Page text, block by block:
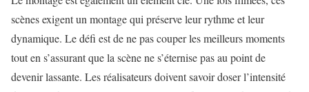
scènes exigent un montage qui préserve leur rythme et leur
dynamique. Le défi est de ne pas couper les meilleurs moments
tout en s’assurant que la scène ne s’éternise pas au point de
devenir lassante. Les réalisateurs doivent savoir doser l’intensité